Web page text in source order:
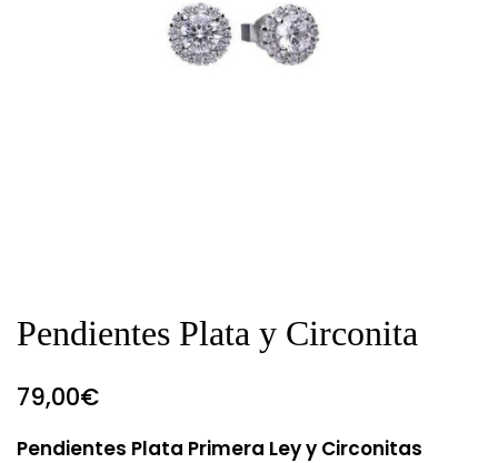
Pendientes Plata y Circonita
79,00€
Pendientes Plata Primera Ley y Circonitas